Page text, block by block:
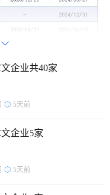

企业共40家
5天前
企业5家
5天前